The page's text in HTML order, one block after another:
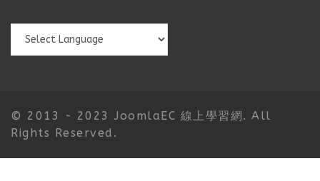
© 2013 - 2023 JoomlaEC 線上學習網. All
Rights Reserved.